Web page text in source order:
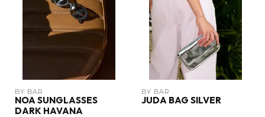
BY BAR
NOA SUNGLASSES
DARK HAVANA
BY BAR
JUDA BAG SILVER